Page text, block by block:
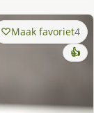
Maak favoriet4
👍